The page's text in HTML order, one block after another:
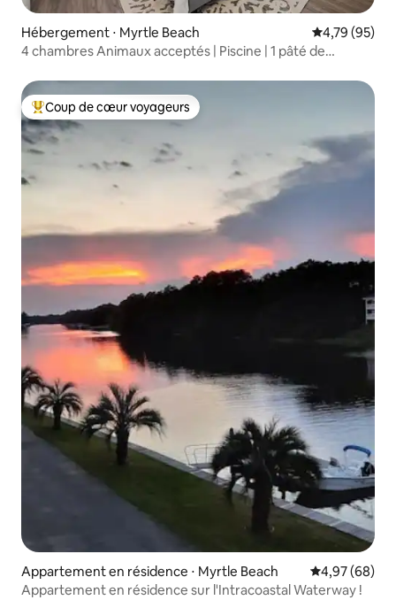
Hébergement ⋅ Myrtle Beach Évaluation
4,79 (95)
4 chambres Animaux acceptés | Piscine | 1 pâté de
Coups de cœur voyageurs les plus appréciés
Coup de cœur voyageurs
Appartement en résidence ⋅ Myrtle Beach Évaluation
4,97 (68)
Appartement en résidence sur l'Intracoastal Waterway !